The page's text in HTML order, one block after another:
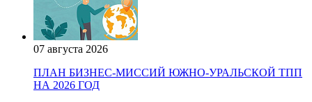
07 августа 2026
ПЛАН БИЗНЕС-МИССИЙ ЮЖНО-УРАЛЬСКОЙ ТПП
НА 2026 ГОД